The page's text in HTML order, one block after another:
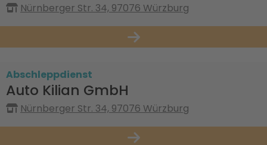
Nürnberger Str. 34, 97076 Würzburg
Abschleppdienst
Auto Kilian GmbH
Nürnberger Str. 34, 97076 Würzburg